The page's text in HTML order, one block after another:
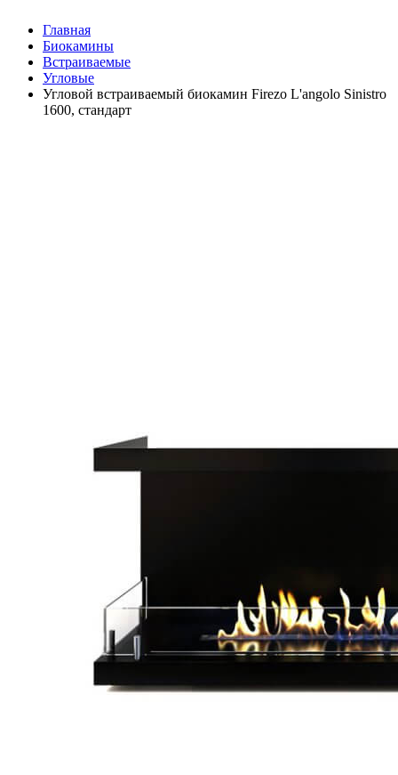
Главная
Биокамины
Встраиваемые
Угловые
Угловой встраиваемый биокамин Firezo L'angolo Sinistro
1600, стандарт